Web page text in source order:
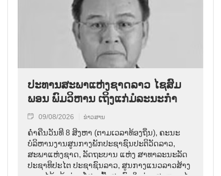
ປະທານສະພາແຫ່ງຊາດລາວ ໄຊສົມ
ພອນ ພົມວິຫານ ເຖິງແກ່ມໍລະນະກຳ
09/08/2026 ຂ່າວສານ
ຄ່ຳຄືນວັນທີ 8 ສິງຫາ (ຕາມເວລາທ້ອງຖິ່ນ), ຄະນະ
ບໍລິຫານງານສູນກາງພັກປະຊາຊົນປະຕິວັດລາວ,
ສະພາແຫ່ງຊາດ, ລັດຖະບານ ແຫ່ງ ສາທາລະນະລັດ
ປະຊາທິປະໄຕ ປະຊາຊົນລາວ, ສູນກາງແນວລາວສ້າງ